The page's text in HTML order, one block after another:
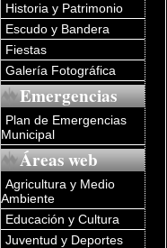
Historia y Patrimonio
Escudo y Bandera
Fiestas
Galería Fotográfica
Emergencias
Plan de Emergencias
Municipal
Áreas web
Agricultura y Medio
Ambiente
Educación y Cultura
Juventud y Deportes